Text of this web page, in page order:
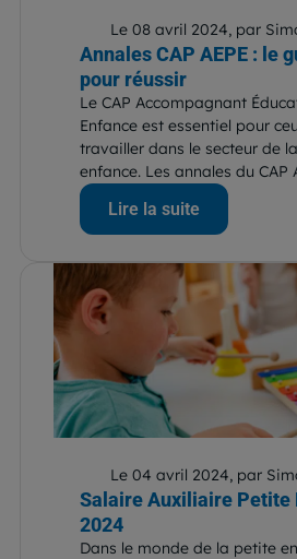
Le 08 avril 2024, par
Annales CAP AEPE : le
pour réussir
Le CAP Accompagnant
Enfance est essentiel pour
travailler dans le secteur de
enfance. Les annales du CAP
Lire la suite
Le 04 avril 2024, par
Salaire Auxiliaire Petite
2024
Dans le monde de la petite